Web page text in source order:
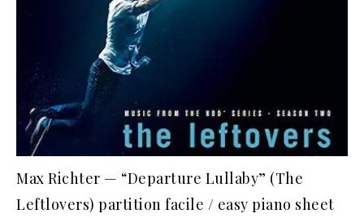
Max Richter — “Departure Lullaby” (The
Leftlovers) partition facile / easy piano sheet